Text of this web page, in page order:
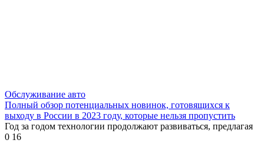
Обслуживание авто
Полный обзор потенциальных новинок, готовящихся к
выходу в России в 2023 году, которые нельзя пропустить
Год за годом технологии продолжают развиваться, предлагая
0 16